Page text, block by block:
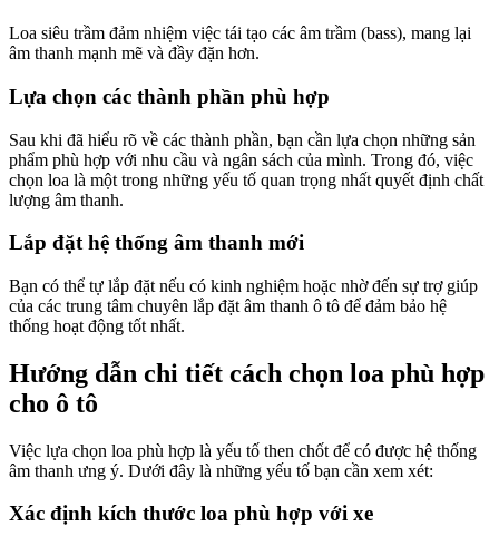
Loa siêu trầm đảm nhiệm việc tái tạo các âm trầm (bass), mang lại
âm thanh mạnh mẽ và đầy đặn hơn.
Lựa chọn các thành phần phù hợp
Sau khi đã hiểu rõ về các thành phần, bạn cần lựa chọn những sản
phẩm phù hợp với nhu cầu và ngân sách của mình. Trong đó, việc
chọn loa là một trong những yếu tố quan trọng nhất quyết định chất
lượng âm thanh.
Lắp đặt hệ thống âm thanh mới
Bạn có thể tự lắp đặt nếu có kinh nghiệm hoặc nhờ đến sự trợ giúp
của các trung tâm chuyên lắp đặt âm thanh ô tô để đảm bảo hệ
thống hoạt động tốt nhất.
Hướng dẫn chi tiết cách chọn loa phù hợp
cho ô tô
Việc lựa chọn loa phù hợp là yếu tố then chốt để có được hệ thống
âm thanh ưng ý. Dưới đây là những yếu tố bạn cần xem xét:
Xác định kích thước loa phù hợp với xe